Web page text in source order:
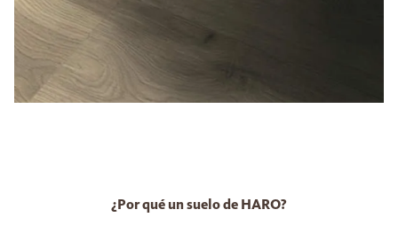
¿Por qué un suelo de HARO?